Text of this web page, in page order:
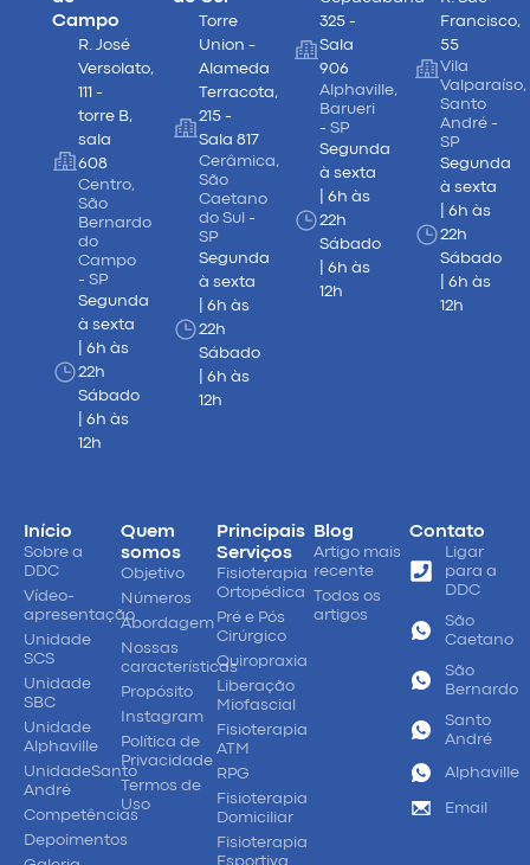
Campo
R. José
Versolato,
111 -
torre B,
sala
608
Centro,
São
Bernardo
do
Campo
- SP
Segunda
à sexta
| 6h às
22h
Sábado
| 6h às
12h
Torre
Union -
Alameda
Terracota,
215 -
Sala 817
Cerâmica,
São
Caetano
do Sul -
SP
Segunda
à sexta
| 6h às
22h
Sábado
| 6h às
12h
325 -
Sala
906
Alphaville,
Barueri
- SP
Segunda
à sexta
| 6h às
22h
Sábado
| 6h às
12h
Francisco,
55
Vila
Valparaíso,
Santo
André -
SP
Segunda
à sexta
| 6h às
22h
Sábado
| 6h às
12h
Início
Sobre a
DDC
Vídeo-
apresentação
Unidade
SCS
Unidade
SBC
Unidade
Alphaville
UnidadeSanto
André
Competências
Depoimentos
Quem
somos
Objetivo
Números
Abordagem
Nossas
características
Propósito
Instagram
Política de
Privacidade
Termos de
Uso
Principais
Serviços
Fisioterapia
Ortopédica
Pré e Pós
Cirúrgico
Quiropraxia
Liberação
Miofascial
Fisioterapia
ATM
RPG
Fisioterapia
Domiciliar
Fisioterapia
Esportiva
Blog
Artigo mais
recente
Todos os
artigos
Contato
Ligar
para a
DDC
São
Caetano
São
Bernardo
Santo
André
Alphaville
Email